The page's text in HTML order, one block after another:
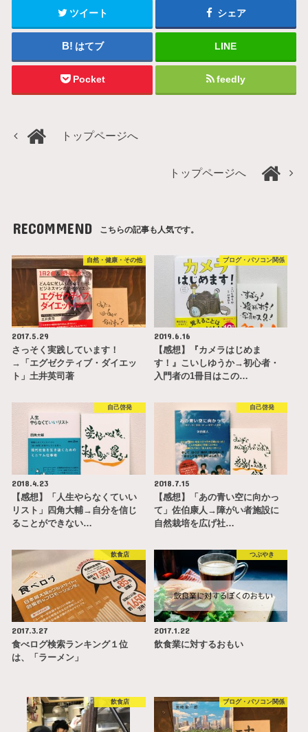
ツイート シェア
はてブ LINE
Pocket feedly
トップページへ
トップページへ
RECOMMEND こちらの記事も人気です。
自然・健康・その他
2017.5.29
さっそく実践しています！
→「エグゼクティブ・ダイエッ
ト」土井英司著
ブログ・パソコン関係
2019.6.16
【感想】『カメラはじめま
す！』こいしゆうか→初心者・
入門者の1冊目はこの…
自己啓発
2018.4.23
【感想】「人生やらなくていい
リスト」四角大輔→自分を信じ
ることができない…
自己啓発
2018.7.15
【感想】「あの青い空に向かっ
て」佐伯康人→障がい者施設に
自然栽培を広げ社…
飲食店
2017.3.27
食べログ検索ランキング１位
は、「ラーメン」
つぶやき
2017.1.22
飲食業に対するおもい
飲食店 ブログ・パソコン関係